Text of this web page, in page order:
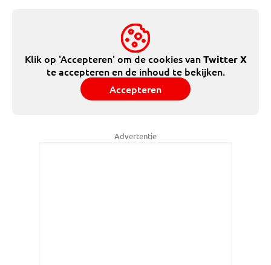
Klik op 'Accepteren' om de cookies vanTwitter X
te accepteren en de inhoud te bekijken.
Accepteren
Advertentie